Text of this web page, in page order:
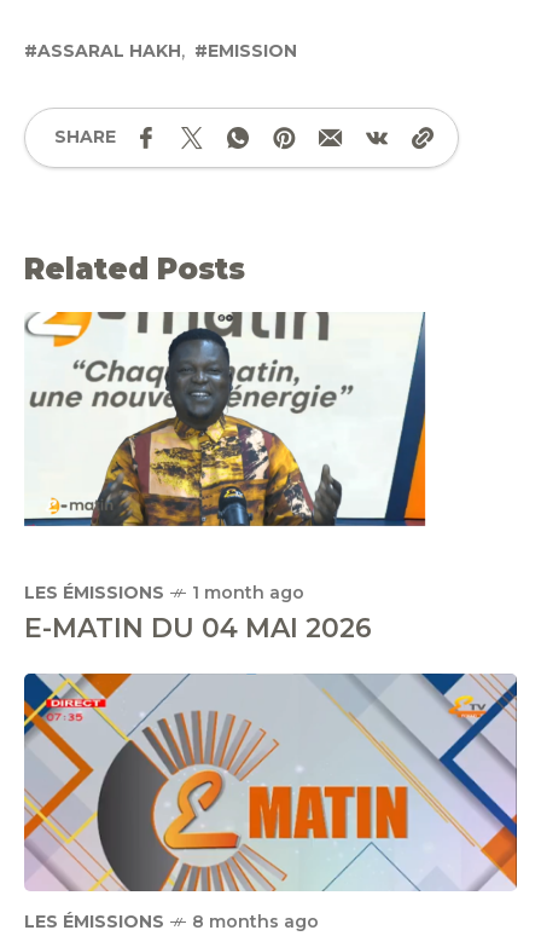
ASSARAL HAKH EMISSION
SHARE
Related Posts
LES ÉMISSIONS 1 month ago
E-MATIN DU 04 MAI 2026
LES ÉMISSIONS 8 months ago